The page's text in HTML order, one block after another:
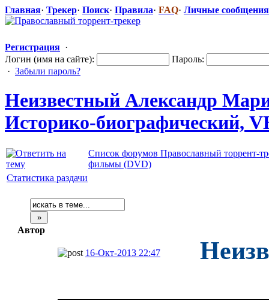
Главная· Трекер· Поиск· Правила· FAQ· Личные сообщения
Регистрация ·
Логин (имя на сайте):
Пароль:
· Забыли пароль?
Неизвестный Александр
Историко-био​графический,
Список форумов Православный торрент-
фильмы (DVD)
Статистика раздачи
Автор
16-Окт-2013 22:47